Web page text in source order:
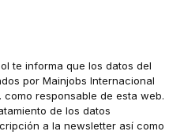
te informa que los datos del
por Mainjobs Internacional
como responsable de esta web.
de los datos
a la newsletter así como